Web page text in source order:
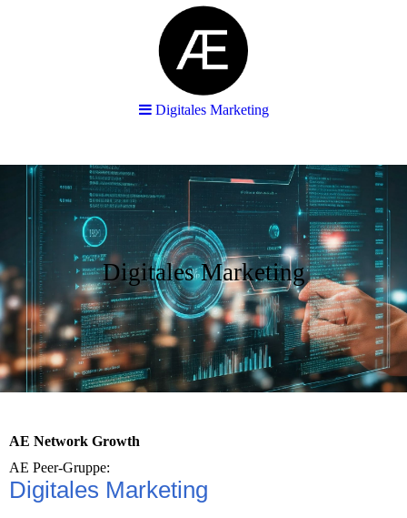
Digitales Marketing
AE Network Growth
AE Peer-Gruppe:
Digitales Marketing
Digitales Marketing